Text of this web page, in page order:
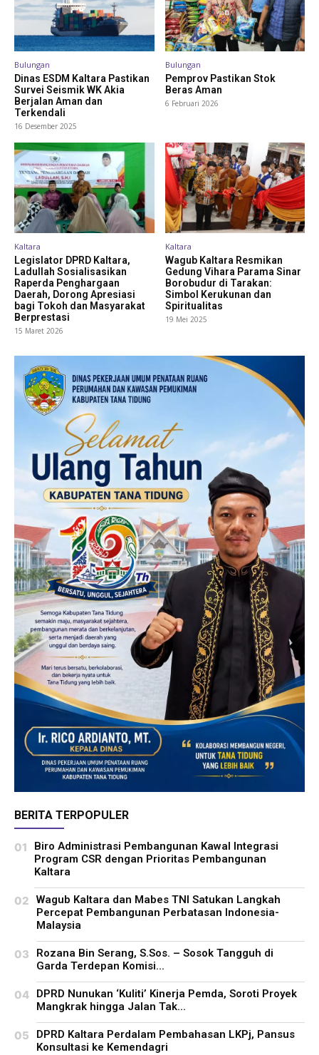
Bulungan
Dinas ESDM Kaltara Pastikan
Survei Seismik WK Akia
Berjalan Aman dan
Terkendali
16 Desember 2025
Bulungan
Pemprov Pastikan Stok
Beras Aman
6 Februari 2026
Kaltara
Legislator DPRD Kaltara,
Ladullah Sosialisasikan
Raperda Penghargaan
Daerah, Dorong Apresiasi
bagi Tokoh dan Masyarakat
Berprestasi
15 Maret 2026
Kaltara
Wagub Kaltara Resmikan
Gedung Vihara Parama Sinar
Borobudur di Tarakan:
Simbol Kerukunan dan
Spiritualitas
19 Mei 2025
BERITA TERPOPULER
Biro Administrasi Pembangunan Kawal Integrasi
Program CSR dengan Prioritas Pembangunan
Kaltara
Wagub Kaltara dan Mabes TNI Satukan Langkah
Percepat Pembangunan Perbatasan Indonesia-
Malaysia
Rozana Bin Serang, S.Sos. – Sosok Tangguh di
Garda Terdepan Komisi...
DPRD Nunukan ‘Kuliti’ Kinerja Pemda, Soroti Proyek
Mangkrak hingga Jalan Tak...
DPRD Kaltara Perdalam Pembahasan LKPj, Pansus
Konsultasi ke Kemendagri